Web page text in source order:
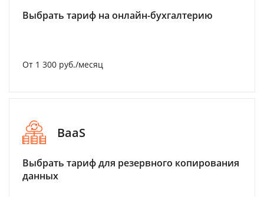
Выбрать тариф на онлайн-бухгалтерию
От 1 300 руб./месяц
BaaS
Выбрать тариф для резервного копирования
данных